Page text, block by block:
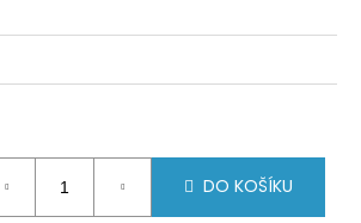
DO KOŠÍKU